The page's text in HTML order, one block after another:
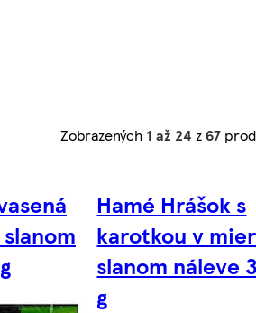
Zobrazených 1 až 24 z67
Hamé Hrášok s
karotkou v
slanom náleve
g